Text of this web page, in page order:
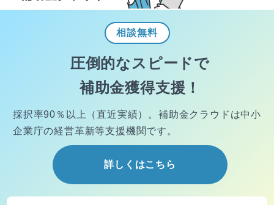
相談無料
圧倒的なスピードで
補助金獲得支援！
採択率90％以上（直近実績）。 補助金クラウドは中小
企業庁の経営革新等支援機関です。
詳しくはこちら